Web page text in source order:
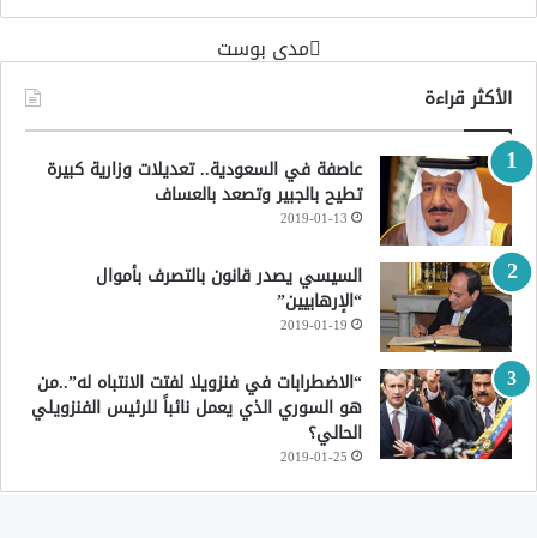
‏مدى بوست‏
الأكثر قراءة
عاصفة في السعودية.. تعديلات وزارية كبيرة
تطيح بالجبير وتصعد بالعساف
2019-01-13
السيسي يصدر قانون بالتصرف بأموال
“الإرهابيين”
2019-01-19
“الاضطرابات في فنزويلا لفتت الانتباه له”..من
هو السوري الذي يعمل نائباً للرئيس الفنزويلي
الحالي؟
2019-01-25